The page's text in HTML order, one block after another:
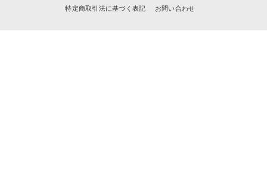
特定商取引法に基づく表記 お問い合わせ